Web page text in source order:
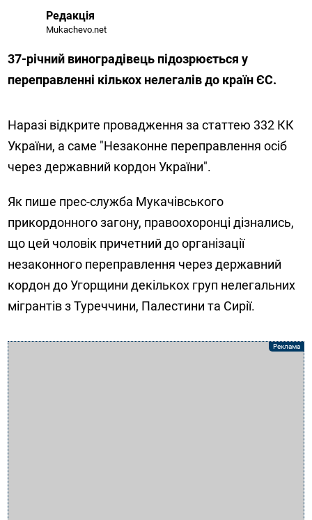
Редакція
Mukachevo.net
37-річний виноградівець підозрюється у
переправленні кількох нелегалів до країн ЄС.
Наразі відкрите провадження за статтею 332 КК
України, а саме "Незаконне переправлення осіб
через державний кордон України".
Як пише прес-служба Мукачівського
прикордонного загону, правоохоронці дізнались,
що цей чоловік причетний до організації
незаконного переправлення через державний
кордон до Угорщини декількох груп нелегальних
мігрантів з Туреччини, Палестини та Сирії.